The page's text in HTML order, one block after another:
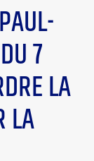
7
LA
LA